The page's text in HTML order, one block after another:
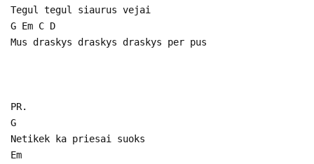
Tegul tegul siaurus vejai
G Em C D
Mus draskys draskys draskys per pus
PR.
G
Netikek ka priesai suoks
Em